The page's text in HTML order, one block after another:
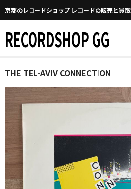
京都のレコードショップ レコードの販売と買取
RECORDSHOP GG
Home
マイページ
GGについて
買取について
取り置きなどについて
Categories
THE TEL-AVIV CONNECTION